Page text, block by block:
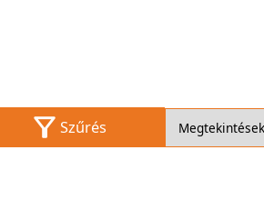
Szűrés